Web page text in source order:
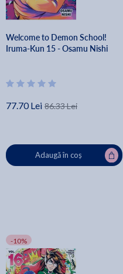
Welcome to Demon School!
Iruma-Kun 15 - Osamu Nishi
77.70 Lei 86.33 Lei
Adaugă în coș
-10%